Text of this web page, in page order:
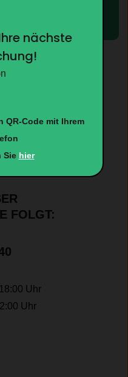
Es gelten unsere
die Buchungsgebühr in
Saisonzuschlag enthalten.
FOLGT:
Uhr
Uhr
nächste
QR-Code mit Ihrem
Sie hier